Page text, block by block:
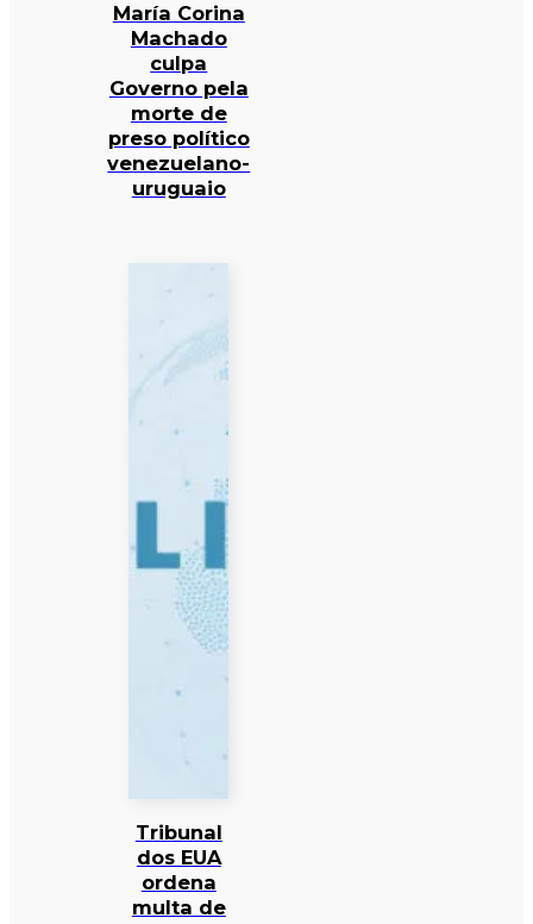
María Corina
Machado
culpa
Governo pela
morte de
preso político
venezuelano-
uruguaio
Tribunal
dos EUA
ordena
multa de